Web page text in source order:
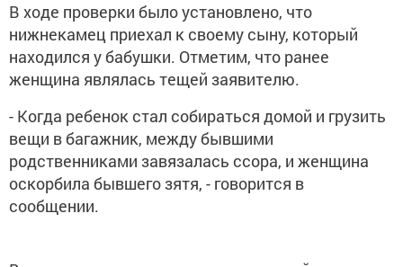
В ходе проверки было установлено, что
нижнекамец приехал к своему сыну, который
находился у бабушки. Отметим, что ранее
женщина являлась тещей заявителю.
- Когда ребенок стал собираться домой и грузить
вещи в багажник, между бывшими
родственниками завязалась ссора, и женщина
оскорбила бывшего зятя, - говорится в
сообщении.